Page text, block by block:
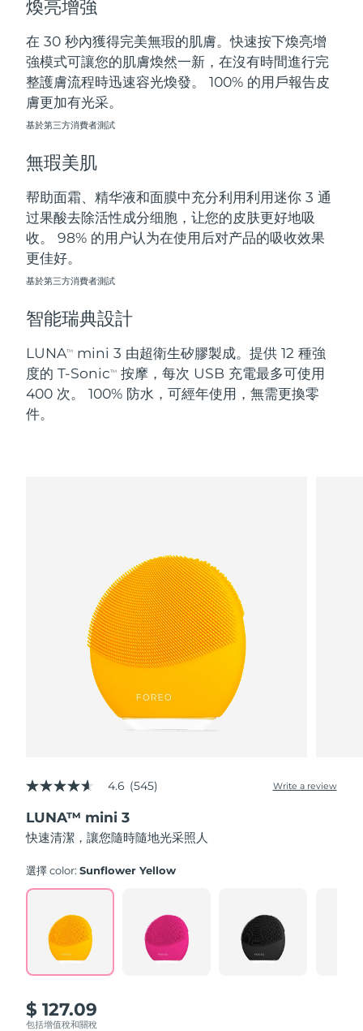
煥亮增強
在 30 秒內獲得完美無瑕的肌膚。快速按下煥亮增
強模式可讓您的肌膚煥然一新，在沒有時間進行完
整護膚流程時迅速容光煥發。 100% 的用戶報告皮
膚更加有光采。
基於第三方消費者測試
無瑕美肌
帮助面霜、精华液和面膜中充分利用利用迷你 3 通
过果酸去除活性成分细胞，让您的皮肤更好地吸
收。 98% 的用户认为在使用后对产品的吸收效果
更佳好。
基於第三方消費者測試
智能瑞典設計
LUNATM
mini 3 由超衛生矽膠製成。提供 12 種強
度的 T-SonicTM
按摩，每次 USB 充電最多可使用
400 次。 100% 防水，可經年使用，無需更換零
件。
4.6
of
5
stars,
rating
Read
Reviews.
Same
page
4.6 (545) Write a review
LUNA™ mini 3
快速清潔，讓您隨時隨地光采照人
選擇 color:Sunflower Yellow
$ 127.09
包括增值稅和關稅
斯洛伐克
斯洛維尼亞 預計送達日期8/9/26
南非 預計送達日期 8/17/26
南韓
西班牙
瑞典 預計送達日期 8/9/26
瑞士 預計送達日期8/9/26
台灣
泰國
土耳其 預計送達日期 8/10/26
阿拉伯聯合大公國 預計送達日期8/10/26